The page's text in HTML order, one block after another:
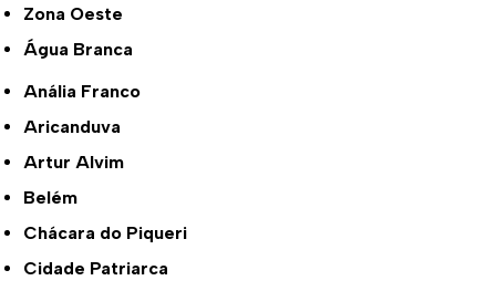
Zona Oeste
Água Branca
Anália Franco
Aricanduva
Artur Alvim
Belém
Chácara do Piqueri
Cidade Patriarca